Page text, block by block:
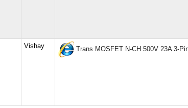
Vishay Trans MOSFET N-CH 500V 23A 3-